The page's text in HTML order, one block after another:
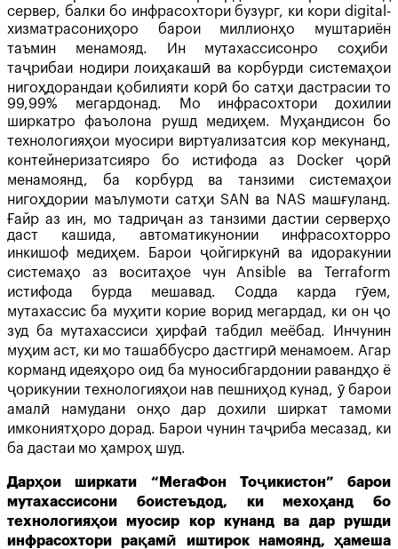
сервер, балки бо инфрасохтори бузург, ки кори digital-
хизматрасониҳоро барои миллионҳо муштариён
таъмин менамояд. Ин мутахассисонро соҳиби
таҷрибаи нодири лоиҳакашӣ ва корбурди системаҳои
нигоҳдорандаи қобилияти корӣ бо сатҳи дастрасии то
99,99% мегардонад. Мо инфрасохтори дохилии
ширкатро фаъолона рушд медиҳем. Муҳандисон бо
технологияҳои муосири виртуализатсия кор мекунанд,
контейнеризатсияро бо истифода аз Docker ҷорӣ
менамоянд, ба корбурд ва танзими системаҳои
нигоҳдории маълумоти сатҳи SAN ва NAS машғуланд.
Ғайр аз ин, мо тадриҷан аз танзими дастии серверҳо
даст кашида, автоматикунонии инфрасохторро
инкишоф медиҳем. Барои ҷойгиркунӣ ва идоракунии
системаҳо аз воситаҳое чун Ansible ва Terraform
истифода бурда мешавад. Содда карда гӯем,
мутахассис ба муҳити корие ворид мегардад, ки он ҷо
зуд ба мутахассиси ҳирфаӣ табдил меёбад. Инчунин
муҳим аст, ки мо ташаббусро дастгирӣ менамоем. Агар
корманд идеяҳоро оид ба муносибгардонии равандҳо ё
ҷорикунии технологияҳои нав пешниҳод кунад, ӯ барои
амалӣ намудани онҳо дар дохили ширкат тамоми
имкониятҳоро дорад. Барои чунин таҷриба месазад, ки
ба дастаи мо ҳамроҳ шуд.
Дарҳои ширкати “МегаФон Тоҷикистон” барои
мутахассисони боистеъдод, ки мехоҳанд бо
технологияҳои муосир кор кунанд ва дар рушди
инфрасохтори рақамӣ иштирок намоянд, ҳамеша